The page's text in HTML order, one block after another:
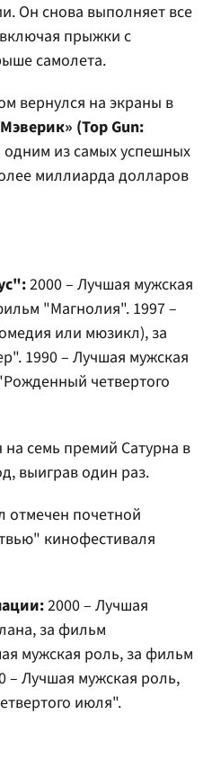
Он снова выполняет все
прыжки с
самолета.
вернулся на экраны в
(Top Gun:
одним из самых успешных
миллиарда долларов
2000 – Лучшая мужская
"Магнолия". 1997 –
или мюзикл), за
1990 – Лучшая мужская
четвертого
семь премий Сатурна в
выиграв один раз.
отмечен почетной
кинофестиваля
2000 – Лучшая
за фильм
мужская роль, за фильм
– Лучшая мужская роль,
июля".